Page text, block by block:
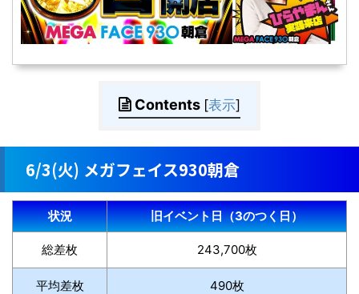
Contents [表示]
6/3(火) メガフェイス930朝倉
状況 旧イベント日（3のつく日）
総差枚 243,700枚
平均差枚 490枚